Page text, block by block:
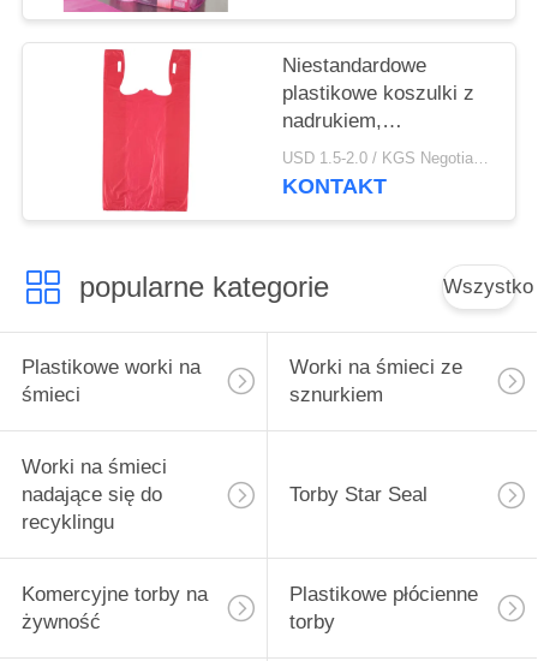
Niestandardowe
plastikowe koszulki z
nadrukiem,
niezadrukowane
wytłaczane torby z
USD 1.5-2.0 / KGS Negotiable MOQ:1000KGS
KONTAKT
popularne kategorie Wszystko
Plastikowe worki na
śmieci
Worki na śmieci ze
sznurkiem
Worki na śmieci
nadające się do
recyklingu
Torby Star Seal
Komercyjne torby na
żywność
Plastikowe płócienne
torby